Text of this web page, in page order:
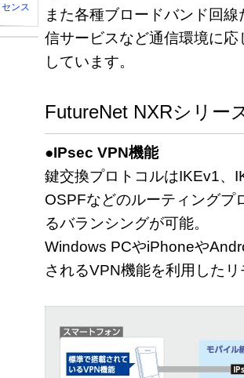
また各種ブロードバンド回
信サービスなど通信環境に
しています。
FutureNet NXRシリー
●IPsec VPN機能
鍵交換プロトコルはIKEv1、
OSPFなどのルーティングプ
るバランシングが可能。
Windows PCやiPhoneや
されるVPN機能を利用した
ンス